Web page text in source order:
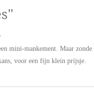
mini-mankement. Maar
voor een fijn klein prijsje.